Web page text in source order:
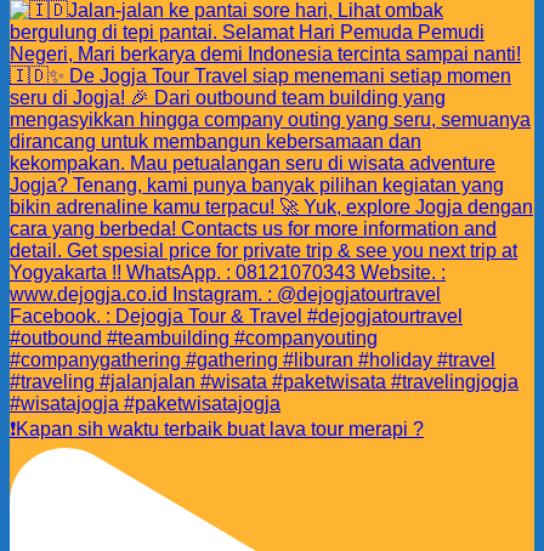
❗️Kapan sih waktu terbaik buat lava tour merapi ?